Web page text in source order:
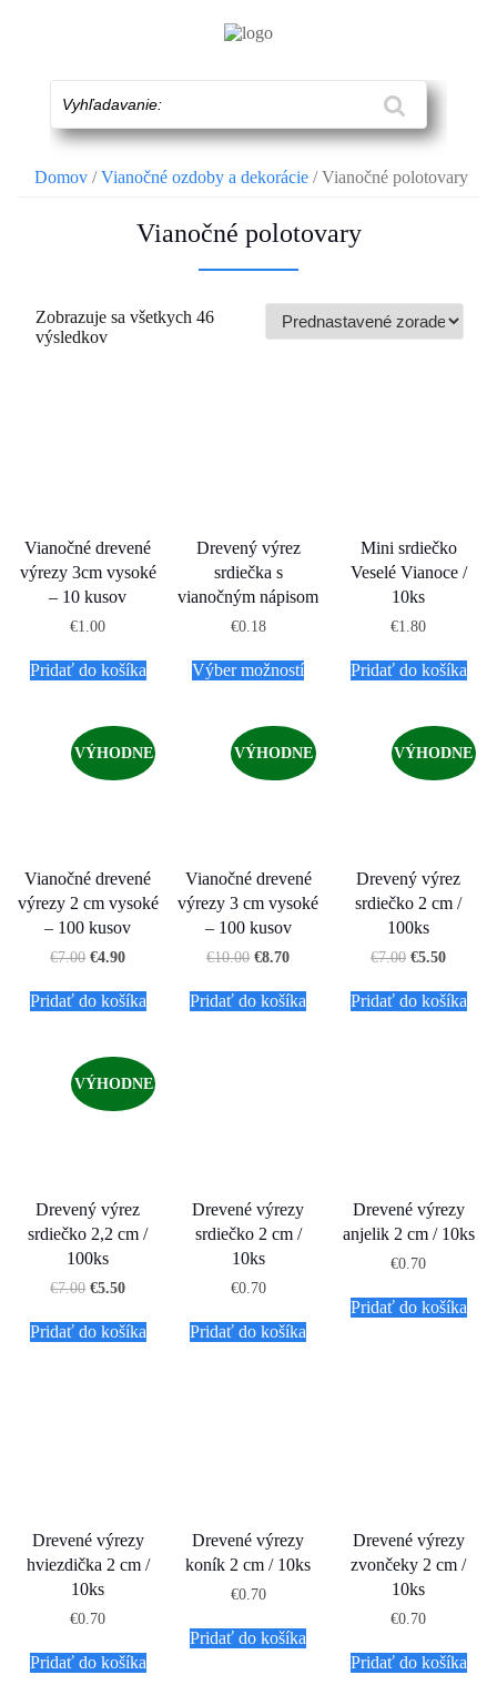
Domov /Vianočné ozdoby a dekorácie / Vianočné polotovary
Vianočné polotovary
Zobrazuje sa všetkych 46
výsledkov
Vianočné drevené
výrezy 3cm vysoké
– 10 kusov
€1.00
Pridať do košíka
Drevený výrez
srdiečka s
vianočným nápisom
€0.18
Výber možností
Mini srdiečko
Veselé Vianoce /
10ks
€1.80
Pridať do košíka
VÝHODNE
Vianočné drevené
výrezy 2 cm vysoké
– 100 kusov
€7.00 €4.90
Pridať do košíka
VÝHODNE
Vianočné drevené
výrezy 3 cm vysoké
– 100 kusov
€10.00 €8.70
Pridať do košíka
VÝHODNE
Drevený výrez
srdiečko 2 cm /
100ks
€7.00 €5.50
Pridať do košíka
VÝHODNE
Drevený výrez
srdiečko 2,2 cm /
100ks
€7.00 €5.50
Pridať do košíka
Drevené výrezy
srdiečko 2 cm /
10ks
€0.70
Pridať do košíka
Drevené výrezy
anjelik 2 cm / 10ks
€0.70
Pridať do košíka
Drevené výrezy
hviezdička 2 cm /
10ks
€0.70
Pridať do košíka
Drevené výrezy
koník 2 cm / 10ks
€0.70
Pridať do košíka
Drevené výrezy
zvončeky 2 cm /
10ks
€0.70
Pridať do košíka